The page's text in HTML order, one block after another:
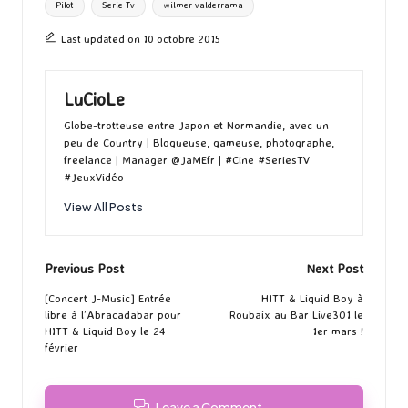
Pilot Serie Tv wilmer valderrama
Last updated on 10 octobre 2015
LuCioLe
Globe-trotteuse entre Japon et Normandie, avec un
peu de Country | Blogueuse, gameuse, photographe,
freelance | Manager @JaMEfr | #Cine #SeriesTV
#JeuxVidéo
View All Posts
Post
navigation
Previous Post
[Concert J-Music] Entrée
libre à l’Abracadabar pour
HITT & Liquid Boy le 24
février
Next Post
HITT & Liquid Boy à
Roubaix au Bar Live301 le
1er mars !